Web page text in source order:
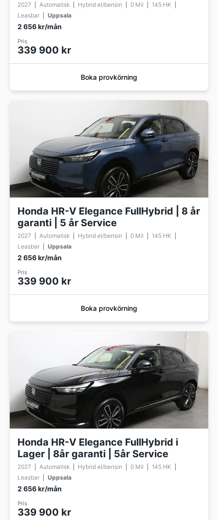
2027 Automatisk Hybrid el/bensin 0 Mil
145 HK
Leasbar
Uppsala
2 656 kr/mån
Pris
339 900 kr
Boka provkörning
Honda HR-V Elegance FullHybrid | 8 år
garanti | 5 år Service
2027 Automatisk Hybrid el/bensin 0 Mil
145 HK
Leasbar
Uppsala
2 656 kr/mån
Pris
339 900 kr
Boka provkörning
Honda HR-V Elegance FullHybrid i
Lager | 8år garanti | 5år Service
2027 Automatisk Hybrid el/bensin 0 Mil
145 HK
Leasbar
Uppsala
2 656 kr/mån
Pris
339 900 kr